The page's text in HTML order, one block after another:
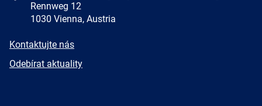
Rennweg 12
1030 Vienna, Austria
E-
Kontaktujte nás
Newsletter
Odebírat aktuality